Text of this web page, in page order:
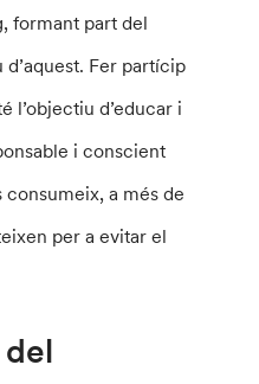
formant part del
Fer partícip
l’objectiu d’educar i
i conscient
a més de
per a evitar el